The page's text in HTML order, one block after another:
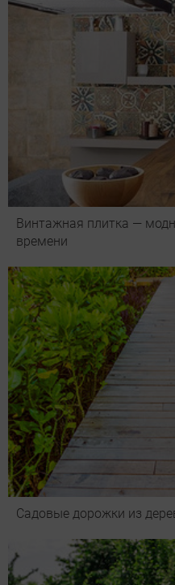
Винтажная плитка —
времени
Садовые дорожки из